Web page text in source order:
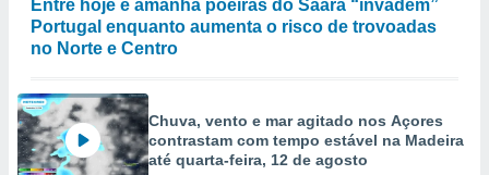
Entre hoje e amanhã poeiras do Saara “invadem”
Portugal enquanto aumenta o risco de trovoadas
no Norte e Centro
Chuva, vento e mar agitado nos Açores
contrastam com tempo estável na Madeira
até quarta-feira, 12 de agosto